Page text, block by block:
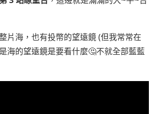
片海，也有投幣的望遠鏡 (但我常常在
海的望遠鏡是要看什麼🤔不就全部藍藍